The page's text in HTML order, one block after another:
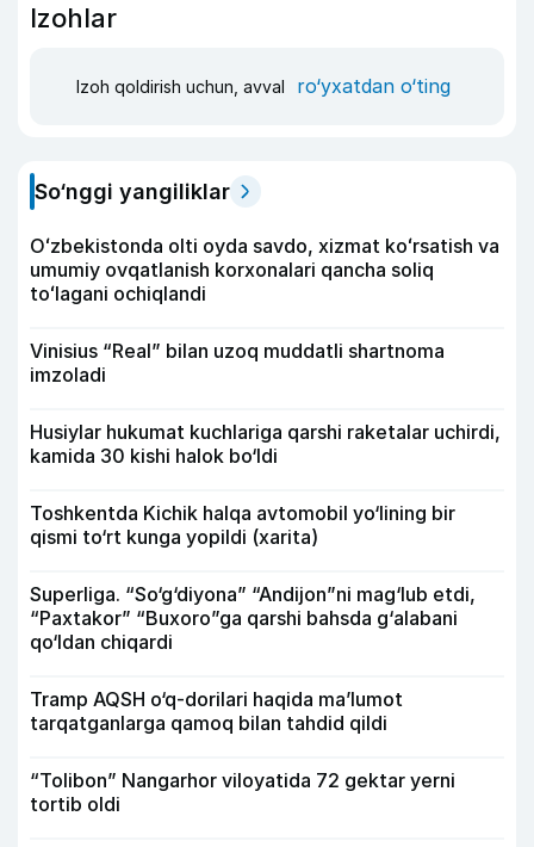
Izohlar
Izoh qoldirish uchun, avval ro‘yxatdan o‘ting
So‘nggi yangiliklar
Oʻzbekistonda olti oyda savdo, xizmat koʻrsatish va
umumiy ovqatlanish korxonalari qancha soliq
toʻlagani ochiqlandi
Vinisius “Real” bilan uzoq muddatli shartnoma
imzoladi
Husiylar hukumat kuchlariga qarshi raketalar uchirdi,
kamida 30 kishi halok bo‘ldi
Toshkentda Kichik halqa avtomobil yo‘lining bir
qismi to‘rt kunga yopildi (xarita)
Superliga. “So‘g‘diyona” “Andijon”ni mag‘lub etdi,
“Paxtakor” “Buxoro”ga qarshi bahsda g‘alabani
qo‘ldan chiqardi
Tramp AQSH o‘q-dorilari haqida ma’lumot
tarqatganlarga qamoq bilan tahdid qildi
“Tolibon” Nangarhor viloyatida 72 gektar yerni
tortib oldi